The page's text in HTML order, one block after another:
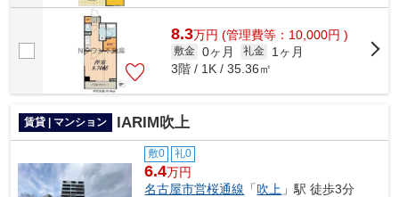
8.3万円 (管理費等：10,000円 )
敷金 0ヶ月 礼金
1ヶ月
3階 / 1K / 35.36㎡
賃貸 | マンション IARIM吹上
敷0 礼0
6.4万円
名古屋市営桜通線 「吹上 」駅 徒歩3分